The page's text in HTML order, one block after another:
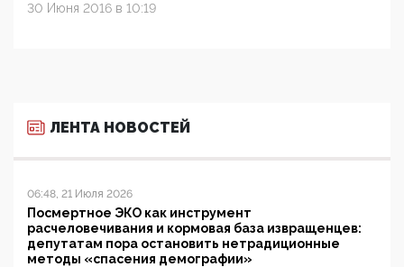
30 Июня 2016 в 10:19
ЛЕНТА НОВОСТЕЙ
06:48, 21 Июля 2026
Посмертное ЭКО как инструмент
расчеловечивания и кормовая база извращенцев:
депутатам пора остановить нетрадиционные
методы «спасения демографии»